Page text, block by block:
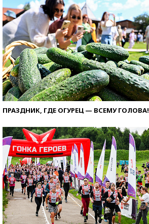
ПРАЗДНИК, ГДЕ ОГУРЕЦ — ВСЕМУ ГОЛОВА!